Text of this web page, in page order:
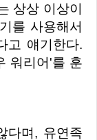
상상 이상이
를 사용해서
고 얘기한다.
워리어'를 훈